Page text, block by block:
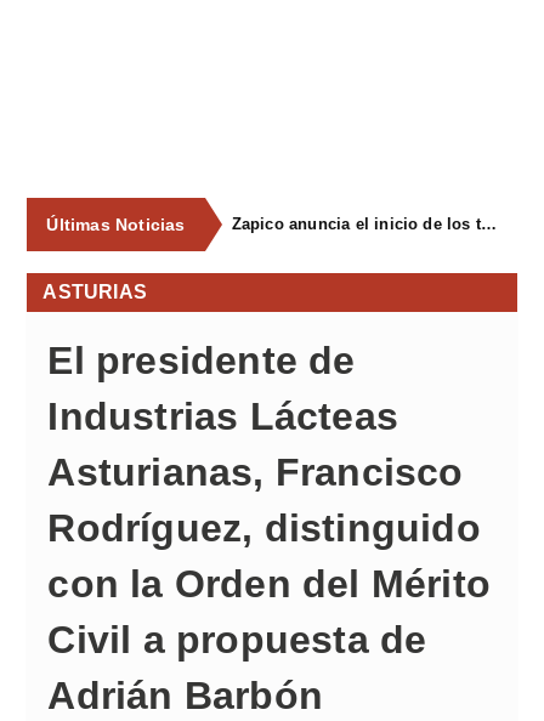
Últimas Noticias Zapico anuncia el inicio de los trámites para declarar Pola Siero y Lugones zonas de mercado residencial tensionado
ASTURIAS
El presidente de
Industrias Lácteas
Asturianas, Francisco
Rodríguez, distinguido
con la Orden del Mérito
Civil a propuesta de
Adrián Barbón